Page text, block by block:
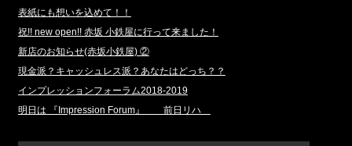
表紙にも想いを込めて！！
祝!! new open!! 赤坂 小鉄屋に行って来ました！
新店のお知らせ(赤坂小鉄屋) ②
現金派？キャッシュレス派？あなたはどっち？？
インプレッションフォーラム2018‐2019
明日は 『Impression Forum』 前日リハ